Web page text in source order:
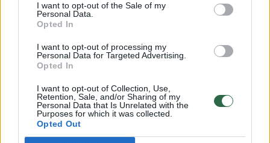
I want to opt-out of the Sale of my
Personal Data.
Opted In
I want to opt-out of processing my
Personal Data for Targeted Advertising.
Opted In
I want to opt-out of Collection, Use,
Retention, Sale, and/or Sharing of my
Personal Data that Is Unrelated with the
Purposes for which it was collected.
Opted Out
V. Zalužno pasisakymą laiko bandymu įsitvirtinti
Ukrainos politikoje: jis yra neteisus
Laidos | Nauja diena
00:00:57
Sinoptikai atsakė, kokiais orais užbaigsime darbo
savaitę: karščiai atsitrauks
Žinios | Orai